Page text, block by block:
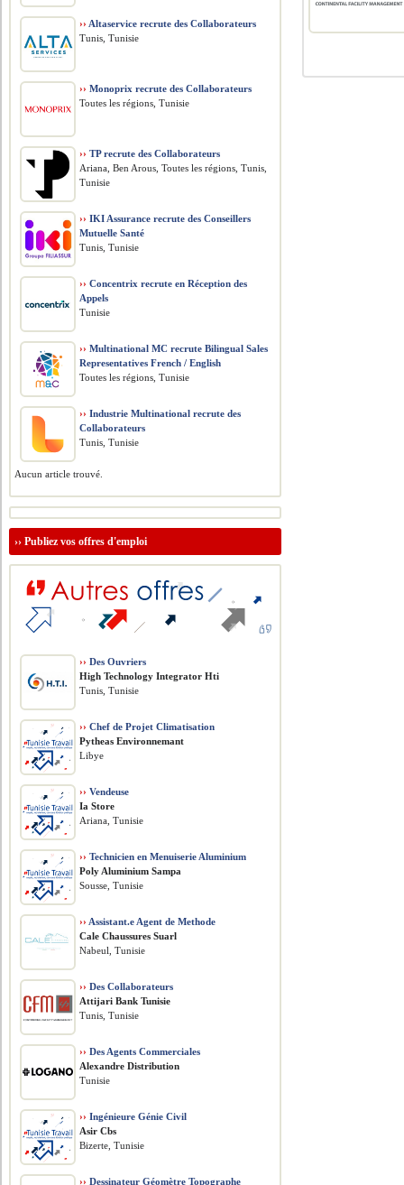
›› Altaservice recrute des Collaborateurs
Tunis, Tunisie
›› Monoprix recrute des Collaborateurs
Toutes les régions, Tunisie
›› TP recrute des Collaborateurs
Ariana, Ben Arous, Toutes les régions, Tunis,
Tunisie
›› IKI Assurance recrute des Conseillers
Mutuelle Santé
Tunis, Tunisie
›› Concentrix recrute en Réception des
Appels
Tunisie
›› Multinational MC recrute Bilingual Sales
Representatives French / English
Toutes les régions, Tunisie
›› Industrie Multinational recrute des
Collaborateurs
Tunis, Tunisie
Aucun article trouvé.
››Publiez vos offres d'emploi
›› Des Ouvriers
High Technology Integrator Hti
Tunis, Tunisie
›› Chef de Projet Climatisation
Pytheas Environnemant
Libye
›› Vendeuse
Ia Store
Ariana, Tunisie
›› Technicien en Menuiserie Aluminium
Poly Aluminium Sampa
Sousse, Tunisie
›› Assistant.e Agent de Methode
Cale Chaussures Suarl
Nabeul, Tunisie
›› Des Collaborateurs
Attijari Bank Tunisie
Tunis, Tunisie
›› Des Agents Commerciales
Alexandre Distribution
Tunisie
›› Ingénieure Génie Civil
Asir Cbs
Bizerte, Tunisie
›› Dessinateur Géomètre Topographe